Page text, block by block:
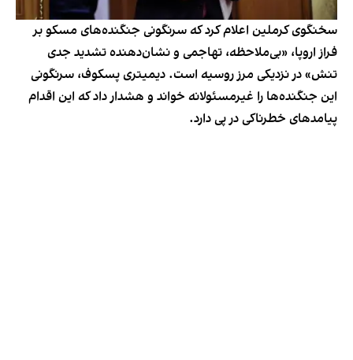
سخنگوی کرملین اعلام کرد که سرنگونی جنگنده‌های مسکو بر
فراز اروپا، «بی‌ملاحظه، تهاجمی و نشان‌دهنده تشدید جدی
تنش» در نزدیکی مرز روسیه است. دیمیتری پسکوف، سرنگونی
این جنگنده‌ها را غیرمسئولانه خواند و هشدار داد که این اقدام
پیامدهای خطرناکی در پی دارد.